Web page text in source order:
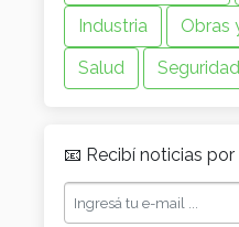
Industria
Obras
Salud
Seguridad
📧 Recibí noticias